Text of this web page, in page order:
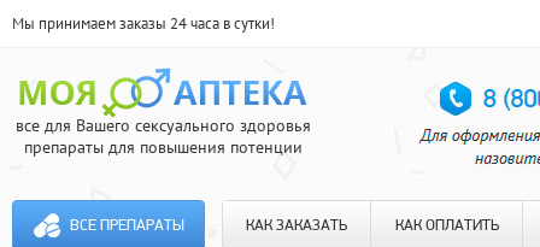
Мы принимаем заказы 24 часа в сутки!
все для Вашего сексуального здоровья
препараты для повышения потенции
ВСЕ ПРЕПАРАТЫ КАК ЗАКАЗАТЬ КАК ОПЛАТИТЬ